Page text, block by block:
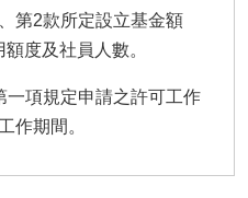
第2款所定設立基金額
度及社員人數。
一項規定申請之許可工作
作期間。